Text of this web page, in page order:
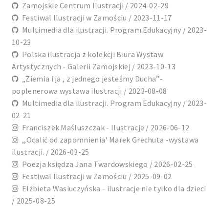
Zamojskie Centrum Ilustracji / 2024-02-29
Festiwal Ilustracji w Zamościu / 2023-11-17
Multimedia dla ilustracji. Program Edukacyjny / 2023-
10-23
Polska ilustracja z kolekcji Biura Wystaw
Artystycznych - Galerii Zamojskiej / 2023-10-13
„Ziemia i ja , z jednego jesteśmy Ducha”-
poplenerowa wystawa ilustracji / 2023-08-08
Multimedia dla ilustracji. Program Edukacyjny / 2023-
02-21
Franciszek Maśluszczak - Ilustracje / 2026-06-12
,,Ocalić od zapomnienia' Marek Grechuta -wystawa
ilustracji. / 2026-03-25
Poezja księdza Jana Twardowskiego / 2026-02-25
Festiwal Ilustracji w Zamościu / 2025-09-02
Elżbieta Wasiuczyńska - ilustracje nie tylko dla dzieci
/ 2025-08-25